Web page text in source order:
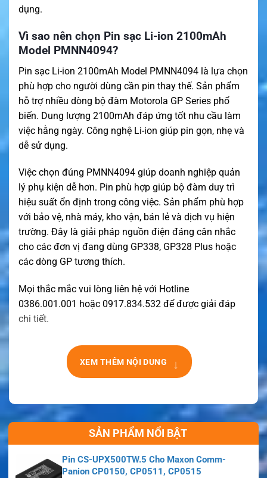
dụng.
Vì sao nên chọn Pin sạc Li-ion 2100mAh
Model PMNN4094?
Pin sạc Li-ion 2100mAh Model PMNN4094 là lựa chọn
phù hợp cho người dùng cần pin thay thế. Sản phẩm
hỗ trợ nhiều dòng bộ đàm Motorola GP Series phổ
biến. Dung lượng 2100mAh đáp ứng tốt nhu cầu làm
việc hằng ngày. Công nghệ Li-ion giúp pin gọn, nhẹ và
dễ sử dụng.
Việc chọn đúng PMNN4094 giúp doanh nghiệp quản
lý phụ kiện dễ hơn. Pin phù hợp giúp bộ đàm duy trì
hiệu suất ổn định trong công việc. Sản phẩm phù hợp
với bảo vệ, nhà máy, kho vận, bán lẻ và dịch vụ hiện
trường. Đây là giải pháp nguồn điện đáng cân nhắc
cho các đơn vị đang dùng GP338, GP328 Plus hoặc
các dòng GP tương thích.
Mọi thắc mắc vui lòng liên hệ với Hotline
0386.001.001 hoặc 0917.834.532 để được giải đáp
chi tiết.
XEM THÊM NỘI DUNG ↓
SẢN PHẨM NỔI BẬT
Pin CS-UPX500TW.5 Cho Maxon Comm-
Panion CP0150, CP0511, CP0515